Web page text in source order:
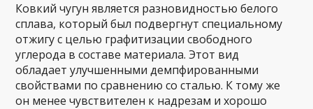
Ковкий чугун является разновидностью белого
сплава, который был подвергнут специальному
отжигу с целью графитизации свободного
углерода в составе материала. Этот вид
обладает улучшенными демпфированными
свойствами по сравнению со сталью. К тому же
он менее чувствителен к надрезам и хорошо